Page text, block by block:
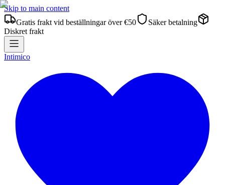
Skip to main content
Gratis frakt vid beställningar över €50
Säker betalning
Diskret frakt
Intimico